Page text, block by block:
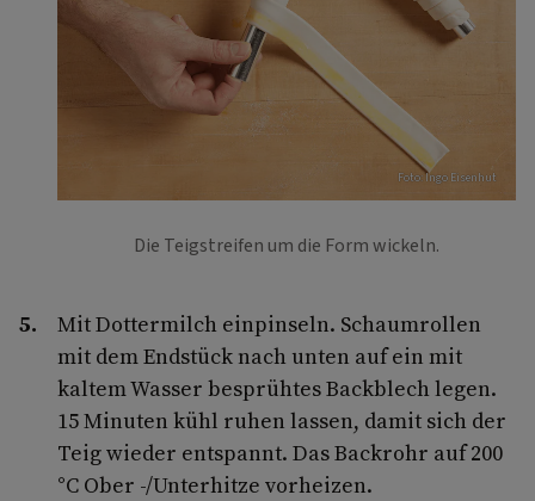
Foto: Ingo Eisenhut
Die Teigstreifen um die Form wickeln.
Mit Dottermilch einpinseln. Schaumrollen
mit dem Endstück nach unten auf ein mit
kaltem Wasser besprühtes Backblech legen.
15 Minuten kühl ruhen lassen, damit sich der
Teig wieder entspannt. Das Backrohr auf 200
°C Ober -/Unterhitze vorheizen.